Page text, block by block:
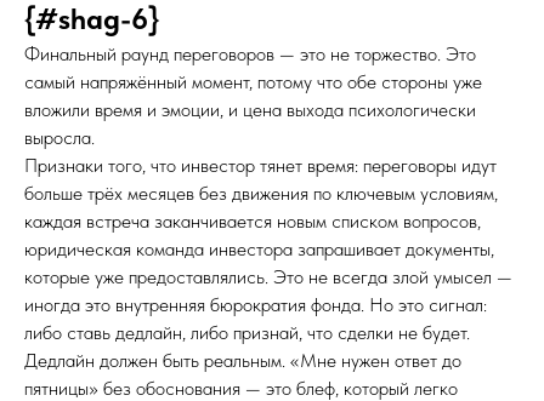
{#shag-6}
Финальный раунд переговоров — это не торжество. Это
самый напряжённый момент, потому что обе стороны уже
вложили время и эмоции, и цена выхода психологически
выросла.
Признаки того, что инвестор тянет время: переговоры идут
больше трёх месяцев без движения по ключевым условиям,
каждая встреча заканчивается новым списком вопросов,
юридическая команда инвестора запрашивает документы,
которые уже предоставлялись. Это не всегда злой умысел —
иногда это внутренняя бюрократия фонда. Но это сигнал:
либо ставь дедлайн, либо признай, что сделки не будет.
Дедлайн должен быть реальным. «Мне нужен ответ до
пятницы» без обоснования — это блеф, который легко